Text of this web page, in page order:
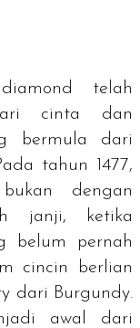
telah
cinta dan
bermula dari
tahun 1477,
dengan
janji, ketika
belum pernah
cincin berlian
dari Burgundy.
awal dari